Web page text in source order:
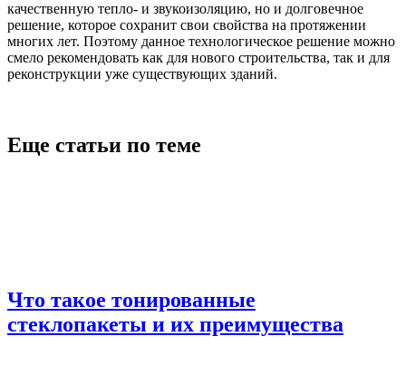
качественную тепло- и звукоизоляцию, но и долговечное
решение, которое сохранит свои свойства на протяжении
многих лет. Поэтому данное технологическое решение можно
смело рекомендовать как для нового строительства, так и для
реконструкции уже существующих зданий.
Еще статьи по теме
Что такое тонированные
стеклопакеты и их преимущества